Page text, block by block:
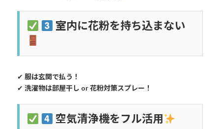
室内に花粉を持ち込まない
✔ 服は玄関で払う！
✔ 洗濯物は部屋干し or 花粉対策スプレー！
空気清浄機をフル活用